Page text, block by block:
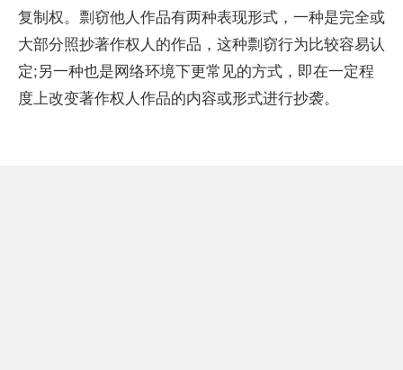
复制权。剽窃他人作品有两种表现形式，一种是完全或
大部分照抄著作权人的作品，这种剽窃行为比较容易认
定;另一种也是网络环境下更常见的方式，即在一定程
度上改变著作权人作品的内容或形式进行抄袭。